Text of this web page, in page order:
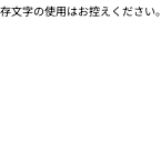
字の使用はお控えください。​